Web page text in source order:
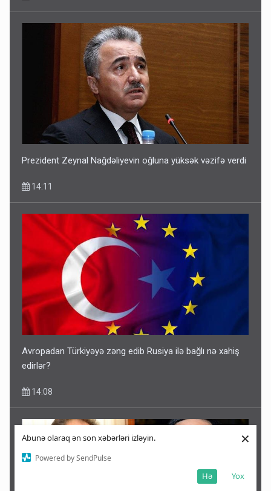
Abunə olaraq ən son xəbərləri izləyin.
Powered by SendPulse
Yox
Hə
×
Prezident Zeynal Nağdəliyevin oğluna yüksək vəzifə verdi
14:11
Avropadan Türkiyəyə zəng edib Rusiya ilə bağlı nə xahiş
edirlər?
14:08